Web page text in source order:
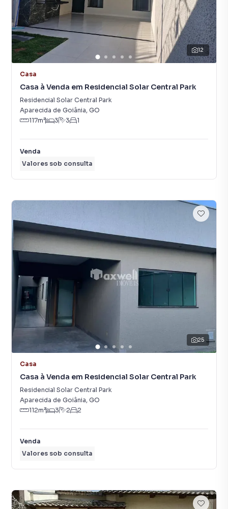
12
Casa
Casa à Venda em Residencial Solar Central Park
Residencial Solar Central Park
Aparecida de Goiânia, GO
117m² 3 3 1
Venda
Valores sob consulta
25
Casa
Casa à Venda em Residencial Solar Central Park
Residencial Solar Central Park
Aparecida de Goiânia, GO
112m² 3 2 2
Venda
Valores sob consulta